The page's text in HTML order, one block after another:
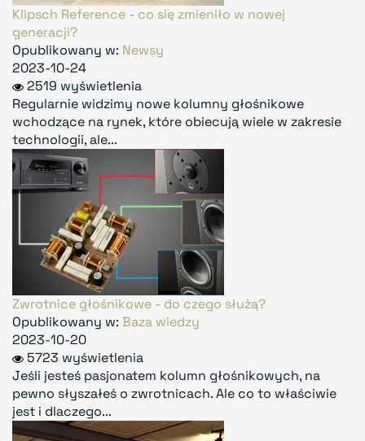
Klipsch Reference - co się zmieniło w nowej
generacji?
Opublikowany w: Newsy
2023-10-24
2519 wyświetlenia
Regularnie widzimy nowe kolumny głośnikowe
wchodzące na rynek, które obiecują wiele w zakresie
technologii, ale...
Zwrotnice głośnikowe - do czego służą?
Opublikowany w: Baza wiedzy
2023-10-20
5723 wyświetlenia
Jeśli jesteś pasjonatem kolumn głośnikowych, na
pewno słyszałeś o zwrotnicach. Ale co to właściwie
jest i dlaczego...